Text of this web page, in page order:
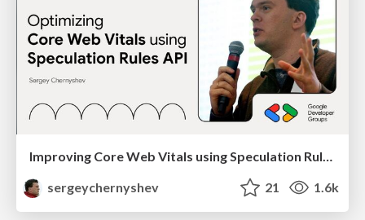
Improving Core Web Vitals using Speculation Rules API
sergeychernyshev
21 1.6k